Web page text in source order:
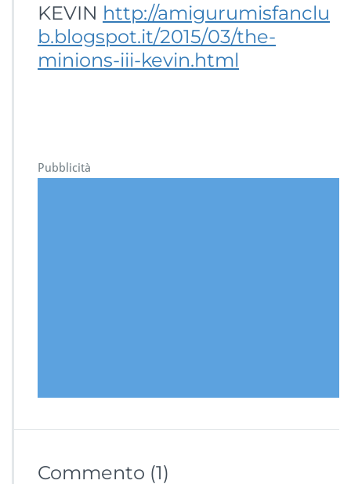
KEVIN http://amigurumisfanclu
b.blogspot.it/2015/03/the-
minions-iii-kevin.html
Pubblicità
Commento (1)